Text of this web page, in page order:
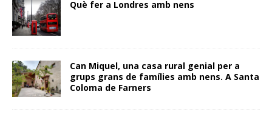
Què fer a Londres amb nens
Can Miquel, una casa rural genial per a
grups grans de famílies amb nens. A Santa
Coloma de Farners